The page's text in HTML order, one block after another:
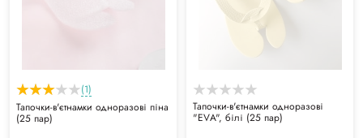
(1)
Тапочки-в'єтнамки одноразові піна
(25 пар)
Тапочки-в'єтнамки одноразові
"ЕVА", білі (25 пар)